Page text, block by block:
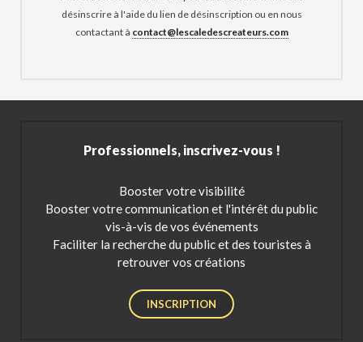
désinscrire à l'aide du lien de désinscription ou en nous
contactant à contact@lescaledescreateurs.com
Professionnels, inscrivez-vous !
Booster votre visibilité
Booster votre communication et l'intérêt du public
vis-à-vis de vos événements
Faciliter la recherche du public et des touristes à
retrouver vos créations
INSCRIPTION